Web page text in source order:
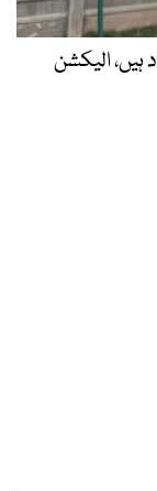
ہیں، الیکشن